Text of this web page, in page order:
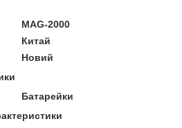
MAG-2000
Китай
Новий
Батарейки